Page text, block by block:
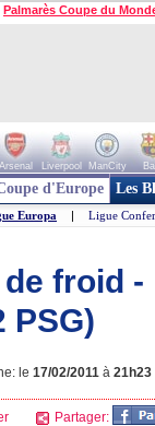
Palmarès Coupe du
Arsenal Liverpool ManCity
d'Europe Les
Europa | Ligue
froid -
PSG)
le 17/02/2011 à 21h23
Partager: